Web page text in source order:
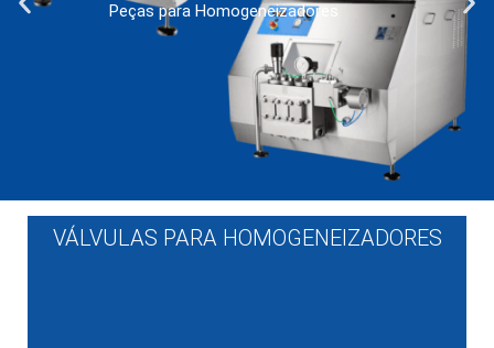
Peças para Homogeneizadores
VÁLVULAS PARA HOMOGENEIZADORES